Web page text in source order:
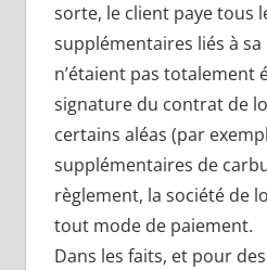
sorte, le client paye tous
supplémentaires liés à
n’étaient pas totalement
signature du contrat de
certains aléas (par
supplémentaires de
règlement, la société de
tout mode de paiement.
Dans les faits, et pour